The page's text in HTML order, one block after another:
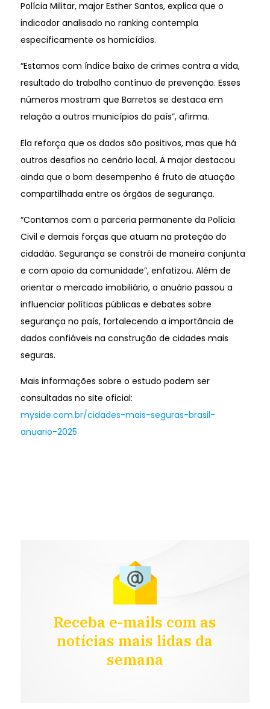
Polícia Militar, major Esther Santos, explica que o
indicador analisado no ranking contempla
especificamente os homicídios.
“Estamos com índice baixo de crimes contra a vida,
resultado do trabalho contínuo de prevenção. Esses
números mostram que Barretos se destaca em
relação a outros municípios do país”, afirma.
Ela reforça que os dados são positivos, mas que há
outros desafios no cenário local. A major destacou
ainda que o bom desempenho é fruto de atuação
compartilhada entre os órgãos de segurança.
“Contamos com a parceria permanente da Polícia
Civil e demais forças que atuam na proteção do
cidadão. Segurança se constrói de maneira conjunta
e com apoio da comunidade”, enfatizou. Além de
orientar o mercado imobiliário, o anuário passou a
influenciar políticas públicas e debates sobre
segurança no país, fortalecendo a importância de
dados confiáveis na construção de cidades mais
seguras.
Mais informações sobre o estudo podem ser
consultadas no site oficial:
myside.com.br/cidades-mais-seguras-brasil-
anuario-2025
Receba e-mails com as
notícias mais lidas da
semana